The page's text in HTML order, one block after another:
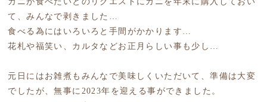
て、みんなで剥きました…
食べる為にはいろいろと手間がかかります…
花札や福笑い、カルタなどお正月らしい事も少し…
元日にはお雑煮もみんなで美味しくいただいて、準備は大変
でしたが、無事に2023年を迎える事ができました。